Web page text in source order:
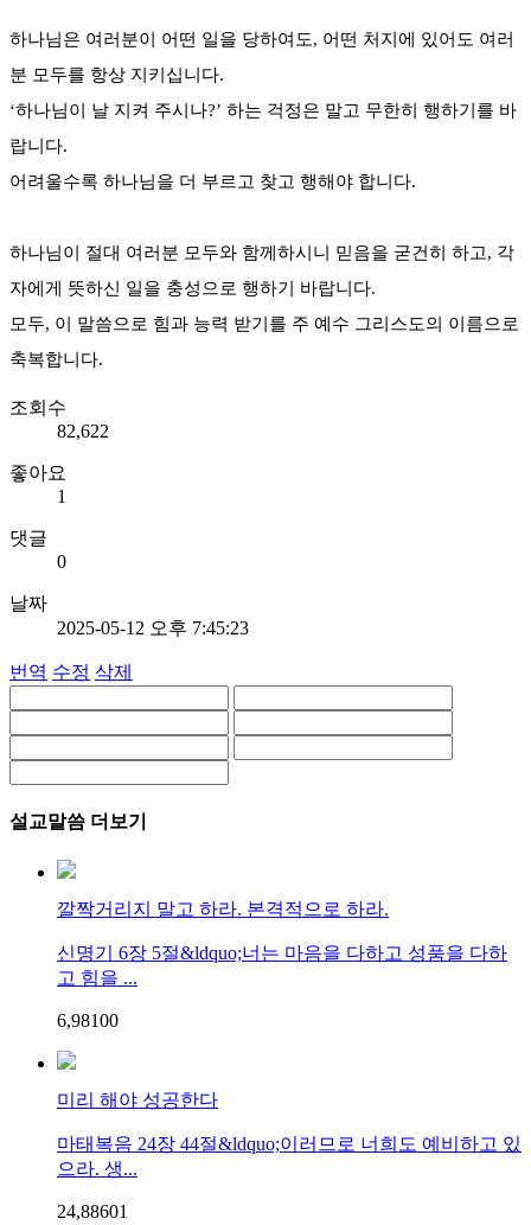
하나님은 여러분이 어떤 일을 당하여도, 어떤 처지에 있어도 여러
분 모두를 항상 지키십니다.
‘하나님이 날 지켜 주시나?’ 하는 걱정은 말고 무한히 행하기를 바
랍니다.
어려울수록 하나님을 더 부르고 찾고 행해야 합니다.
하나님이 절대 여러분 모두와 함께하시니 믿음을 굳건히 하고, 각
자에게 뜻하신 일을 충성으로 행하기 바랍니다.
모두, 이 말씀으로 힘과 능력 받기를 주 예수 그리스도의 이름으로
축복합니다.
조회수
82,622
좋아요
1
댓글
0
날짜
2025-05-12 오후 7:45:23
번역 수정 삭제
설교말씀 더보기
깔짝거리지 말고 하라. 본격적으로 하라.
신명기 6장 5절&ldquo;너는 마음을 다하고 성품을 다하
고 힘을 ...
6,98100
미리 해야 성공한다
마태복음 24장 44절&ldquo;이러므로 너희도 예비하고 있
으라. 생...
24,88601